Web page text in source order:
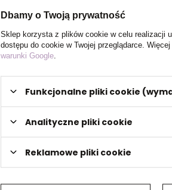
5
60 x 40 x 25 cm
Dbamy o Twoją prywatność
Sklep korzysta z plików cookie w celu realizacji
dostępu do cookie w Twojej przeglądarce.
warunki Google
Funkcjonalne pliki cookie
Analityczne pliki cookie
Reklamowe pliki cookie